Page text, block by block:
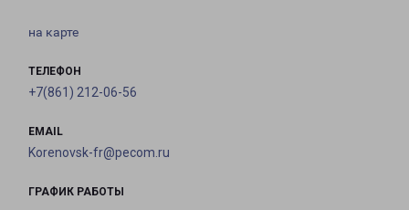
на карте
ТЕЛЕФОН
+7(861) 212-06-56
EMAIL
Korenovsk-fr@pecom.ru
ГРАФИК РАБОТЫ